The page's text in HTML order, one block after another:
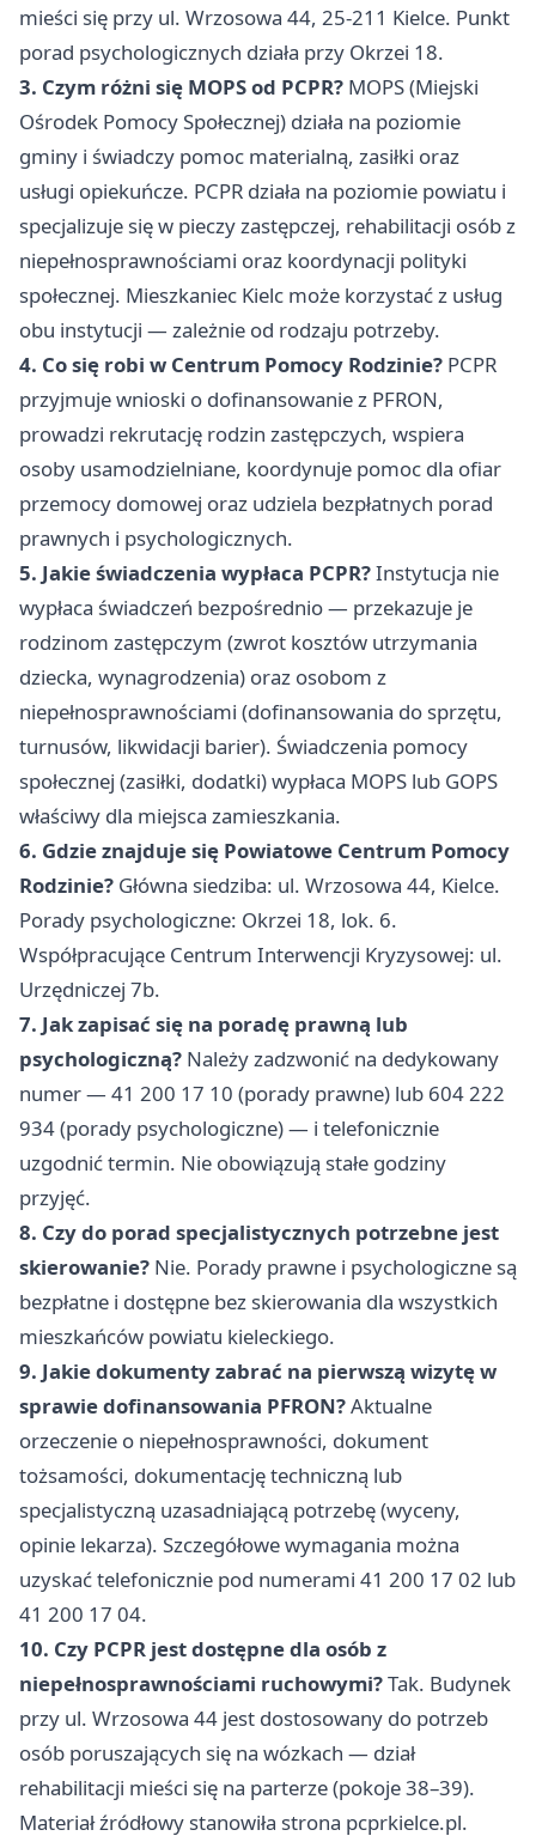
mieści się przy ul. Wrzosowa 44, 25-211 Kielce. Punkt
porad psychologicznych działa przy Okrzei 18.
3. Czym różni się MOPS od PCPR? MOPS (Miejski
Ośrodek Pomocy Społecznej) działa na poziomie
gminy i świadczy pomoc materialną, zasiłki oraz
usługi opiekuńcze. PCPR działa na poziomie powiatu i
specjalizuje się w pieczy zastępczej, rehabilitacji osób z
niepełnosprawnościami oraz koordynacji polityki
społecznej. Mieszkaniec Kielc może korzystać z usług
obu instytucji — zależnie od rodzaju potrzeby.
4. Co się robi w Centrum Pomocy Rodzinie? PCPR
przyjmuje wnioski o dofinansowanie z PFRON,
prowadzi rekrutację rodzin zastępczych, wspiera
osoby usamodzielniane, koordynuje pomoc dla ofiar
przemocy domowej oraz udziela bezpłatnych porad
prawnych i psychologicznych.
5. Jakie świadczenia wypłaca PCPR?Instytucja nie
wypłaca świadczeń bezpośrednio — przekazuje je
rodzinom zastępczym (zwrot kosztów utrzymania
dziecka, wynagrodzenia) oraz osobom z
niepełnosprawnościami (dofinansowania do sprzętu,
turnusów, likwidacji barier). Świadczenia pomocy
społecznej (zasiłki, dodatki) wypłaca MOPS lub GOPS
właściwy dla miejsca zamieszkania.
6. Gdzie znajduje się Powiatowe Centrum Pomocy
Rodzinie? Główna siedziba: ul. Wrzosowa 44, Kielce.
Porady psychologiczne: Okrzei 18, lok. 6.
Współpracujące Centrum Interwencji Kryzysowej: ul.
Urzędniczej 7b.
7. Jak zapisać się na poradę prawną lub
psychologiczną? Należy zadzwonić na dedykowany
numer — 41 200 17 10 (porady prawne) lub 604 222
934 (porady psychologiczne) — i telefonicznie
uzgodnić termin. Nie obowiązują stałe godziny
przyjęć.
8. Czy do porad specjalistycznych potrzebne jest
skierowanie? Nie. Porady prawne i psychologiczne są
bezpłatne i dostępne bez skierowania dla wszystkich
mieszkańców powiatu kieleckiego.
9. Jakie dokumenty zabrać na pierwszą wizytę w
sprawie dofinansowania PFRON?Aktualne
orzeczenie o niepełnosprawności, dokument
tożsamości, dokumentację techniczną lub
specjalistyczną uzasadniającą potrzebę (wyceny,
opinie lekarza). Szczegółowe wymagania można
uzyskać telefonicznie pod numerami 41 200 17 02 lub
41 200 17 04.
10. Czy PCPR jest dostępne dla osób z
niepełnosprawnościami ruchowymi?Tak. Budynek
przy ul. Wrzosowa 44 jest dostosowany do potrzeb
osób poruszających się na wózkach — dział
rehabilitacji mieści się na parterze (pokoje 38–39).
Materiał źródłowy stanowiła strona pcprkielce.pl.